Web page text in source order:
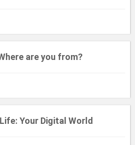
are you from?
Your Digital World